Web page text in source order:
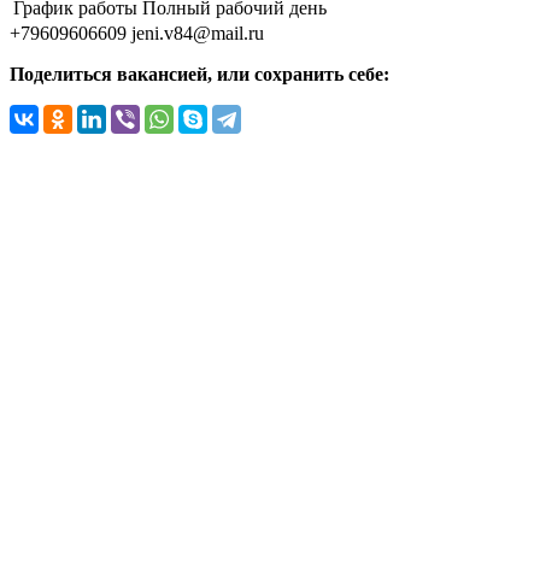
График работы Полный рабочий день
+79609606609 jeni.v84@mail.ru
Поделиться вакансией, или сохранить себе: